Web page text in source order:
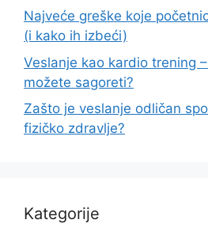
Najveće greške koje
(i kako ih izbeći)
Veslanje kao kardio trening
možete sagoreti?
Zašto je veslanje odličan
fizičko zdravlje?
Kategorije